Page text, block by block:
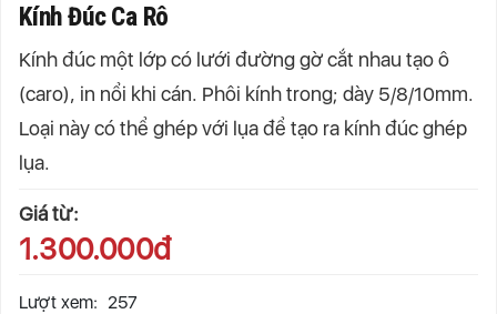
Kính Đúc Ca Rô
Kính đúc một lớp có lưới đường gờ cắt nhau tạo ô
(caro), in nổi khi cán. Phôi kính trong; dày 5/8/10mm.
Loại này có thể ghép với lụa để tạo ra kính đúc ghép
lụa.
Giá từ:
1.300.000đ
Lượt xem: 257